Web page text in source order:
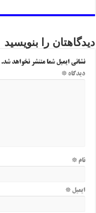
دیدگاهتان را بنویسید
نشانی ایمیل شما منتشر نخواهد شد.
دیدگاه*
نام*
ایمیل*